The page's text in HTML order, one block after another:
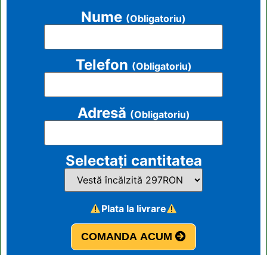
Nume (Obligatoriu)
Telefon (Obligatoriu)
Adresă (Obligatoriu)
Selectați cantitatea
Plata la livrare
COMANDA ACUM